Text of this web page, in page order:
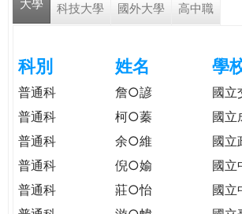
格。
e
e
r
e
大學 科技大學 國外大學 高中職
科別 姓名 學
普通科 詹○諺
國立
普通科
柯○蓁
國立
普通科
余○維
國立
普通科
倪○媮
國立
普通科
莊○怡
國立